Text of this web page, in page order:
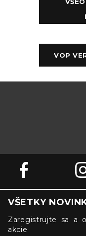
VOP
VŠETKY
Zaregistrujte sa a
akcie